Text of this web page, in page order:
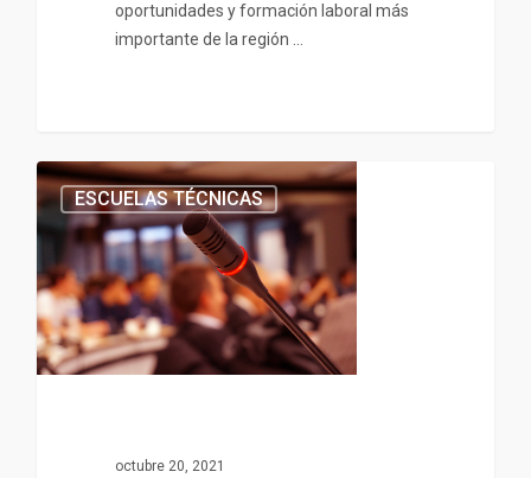
oportunidades y formación laboral más
importante de la región …
ESCUELAS TÉCNICAS
octubre 20, 2021